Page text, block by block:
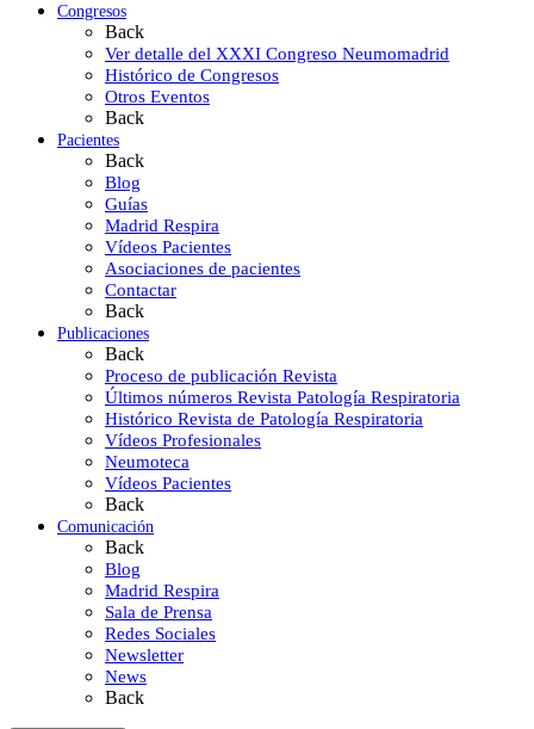
Congresos
Back
Ver detalle del XXXI Congreso Neumomadrid
Histórico de Congresos
Otros Eventos
Back
Pacientes
Back
Blog
Guías
Madrid Respira
Vídeos Pacientes
Asociaciones de pacientes
Contactar
Back
Publicaciones
Back
Proceso de publicación Revista
Últimos números Revista Patología Respiratoria
Histórico Revista de Patología Respiratoria
Vídeos Profesionales
Neumoteca
Vídeos Pacientes
Back
Comunicación
Back
Blog
Madrid Respira
Sala de Prensa
Redes Sociales
Newsletter
News
Back